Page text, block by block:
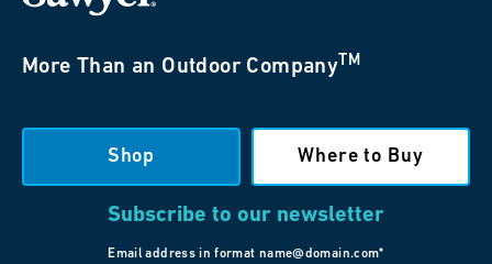
More Than an Outdoor CompanyTM
Shop Where to Buy
Subscribe to our newsletter
Email address in format name@domain.com*